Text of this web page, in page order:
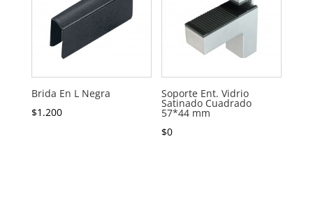
Brida En L Negra
$1.200
Soporte Ent. Vidrio
Satinado Cuadrado
57*44 mm
$0